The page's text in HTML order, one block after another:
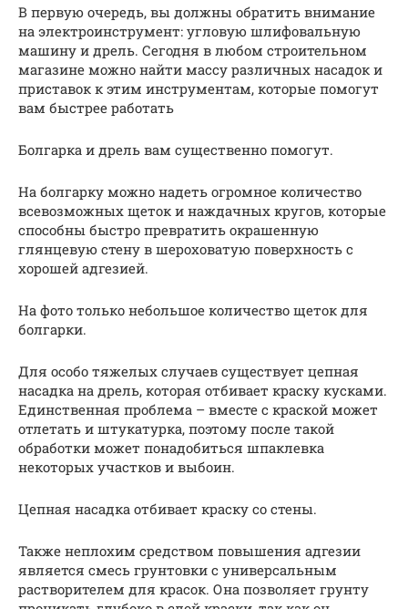
В первую очередь, вы должны обратить внимание
на электроинструмент: угловую шлифовальную
машину и дрель. Сегодня в любом строительном
магазине можно найти массу различных насадок и
приставок к этим инструментам, которые помогут
вам быстрее работать
Болгарка и дрель вам существенно помогут.
На болгарку можно надеть огромное количество
всевозможных щеток и наждачных кругов, которые
способны быстро превратить окрашенную
глянцевую стену в шероховатую поверхность с
хорошей адгезией.
На фото только небольшое количество щеток для
болгарки.
Для особо тяжелых случаев существует цепная
насадка на дрель, которая отбивает краску кусками.
Единственная проблема – вместе с краской может
отлетать и штукатурка, поэтому после такой
обработки может понадобиться шпаклевка
некоторых участков и выбоин.
Цепная насадка отбивает краску со стены.
Также неплохим средством повышения адгезии
является смесь грунтовки с универсальным
растворителем для красок. Она позволяет грунту